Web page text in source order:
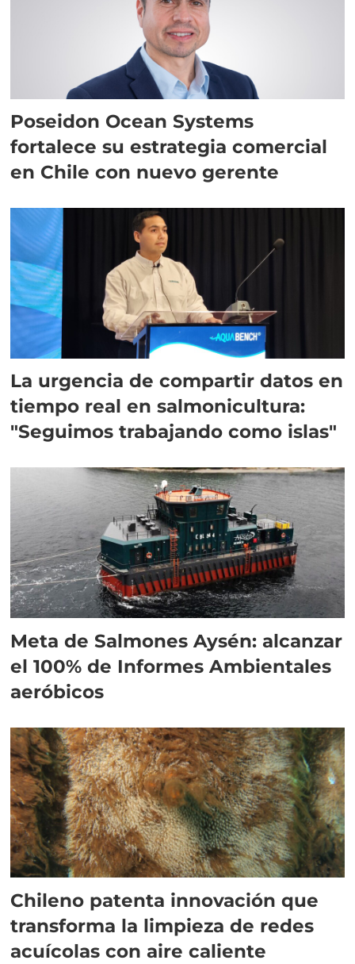
Poseidon Ocean Systems
fortalece su estrategia comercial
en Chile con nuevo gerente
La urgencia de compartir datos en
tiempo real en salmonicultura:
"Seguimos trabajando como islas"
Meta de Salmones Aysén: alcanzar
el 100% de Informes Ambientales
aeróbicos
Chileno patenta innovación que
transforma la limpieza de redes
acuícolas con aire caliente